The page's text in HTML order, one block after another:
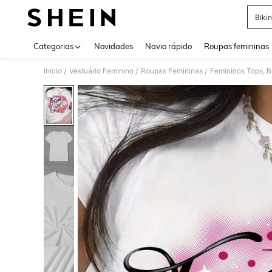
Categorias Novidades Navio rápido Roupas femininas
Início / Vestuário Feminino / Roupas Femininas / Femininos Tops,